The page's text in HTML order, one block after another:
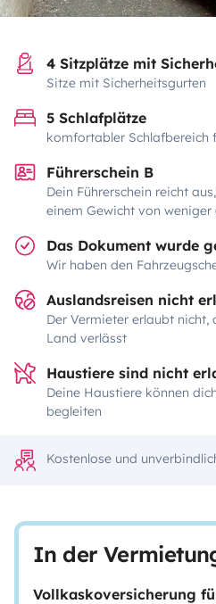
4 Sitzplätze mit
Sitze mit Sicherheitsgurten
5 Schlafplätze
komfortabler Schlafbereich
Führerschein B
Dein Führerschein reicht
einem Gewicht von
Das Dokument wurde
Wir haben den
Auslandsreisen nicht
Der Vermieter erlaubt nicht,
Land verlässt
Haustiere sind nicht
Deine Haustiere können
begleiten
Kostenlose und
In der
Vollkaskoversicherung